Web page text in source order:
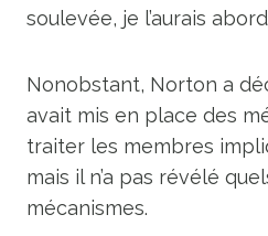
soulevée, je l’aurais
Nonobstant, Norton a
avait mis en place des
traiter les membres
mais il n’a pas révélé
mécanismes.